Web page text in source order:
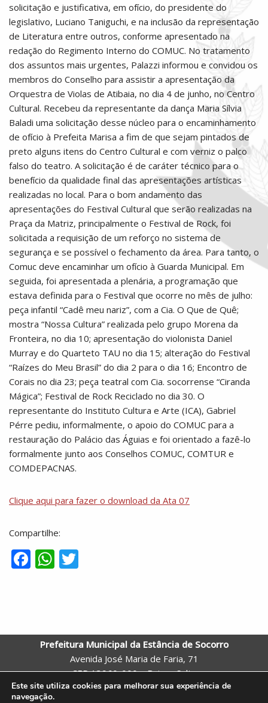
solicitação e justificativa, em ofício, do presidente do
legislativo, Luciano Taniguchi, e na inclusão da representação
de Literatura entre outros, conforme apresentado na
redação do Regimento Interno do COMUC. No tratamento
dos assuntos mais urgentes, Palazzi informou e convidou os
membros do Conselho para assistir a apresentação da
Orquestra de Violas de Atibaia, no dia 4 de junho, no Centro
Cultural. Recebeu da representante da dança Maria Sílvia
Baladi uma solicitação desse núcleo para o encaminhamento
de ofício à Prefeita Marisa a fim de que sejam pintados de
preto alguns itens do Centro Cultural e com verniz o palco
falso do teatro. A solicitação é de caráter técnico para o
benefício da qualidade final das apresentações artísticas
realizadas no local. Para o bom andamento das
apresentações do Festival Cultural que serão realizadas na
Praça da Matriz, principalmente o Festival de Rock, foi
solicitada a requisição de um reforço no sistema de
segurança e se possível o fechamento da área. Para tanto, o
Comuc deve encaminhar um ofício à Guarda Municipal. Em
seguida, foi apresentada a plenária, a programação que
estava definida para o Festival que ocorre no mês de julho:
peça infantil “Cadê meu nariz”, com a Cia. O Que de Quê;
mostra “Nossa Cultura” realizada pelo grupo Morena da
Fronteira, no dia 10; apresentação do violonista Daniel
Murray e do Quarteto TAU no dia 15; alteração do Festival
“Raízes do Meu Brasil” do dia 2 para o dia 16; Encontro de
Corais no dia 23; peça teatral com Cia. socorrense “Ciranda
Mágica”; Festival de Rock Reciclado no dia 30. O
representante do Instituto Cultura e Arte (ICA), Gabriel
Pérre pediu, informalmente, o apoio do COMUC para a
restauração do Palácio das Águias e foi orientado a fazê-lo
formalmente junto aos Conselhos COMUC, COMTUR e
COMDEPACNAS.
Clique aqui para fazer o download da Ata 07
Compartilhe:
F
o
o
k
W
A
p
p
Prefeitura Municipal da Estância de Socorro
Avenida José Maria de Faria, 71
CEP 13960-000 – Bairro: Salto
Socorro – SP
Este site utiliza cookies para melhorar sua experiência de
navegação.